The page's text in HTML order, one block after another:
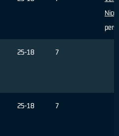
25-18 7
25-18 7